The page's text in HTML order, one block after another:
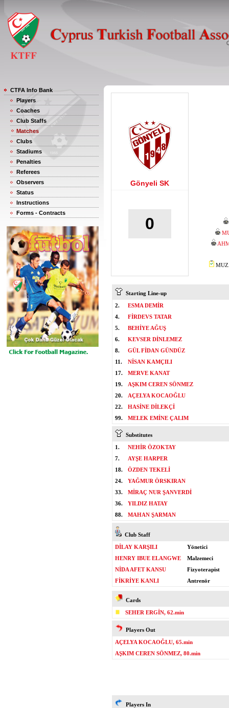
CTFA Info Bank
Players
Coaches
Club Staffs
Matches
Clubs
Stadiums
Penalties
Referees
Observers
Status
Instructions
Forms - Contracts
Gönyeli SK
0
Starting Line-up
2.
ESMA DEMİR
4.
FİRDEVS TATAR
5.
BEHİYE AĞUŞ
6.
KEVSER DİNLEMEZ
8.
GÜL FİDAN GÜNDÜZ
11.
NİSAN KAMÇILI
17.
MERVE KANAT
19.
AŞKIM CEREN SÖNMEZ
20.
AÇELYA KOCAOĞLU
22.
HASİNE DİLEKÇİ
99.
MELEK EMİNE ÇALIM
Substitutes
1.
NEHİR ÖZOKTAY
7.
AYŞE HARPER
18.
ÖZDEN TEKELİ
24.
YAĞMUR ÖRSKIRAN
33.
MİRAÇ NUR ŞANVERDİ
36.
YILDIZ HATAY
88.
MAHAN ŞARMAN
Club Staff
DİLAY KARŞILI
Yönetici
HENRY IBUE ELANGWE
Malzemeci
NİDA AFET KANSU
Fizyoterapist
FİKRİYE KANLI
Antrenör
Cards
SEHER ERGİN, 62.min
Players Out
AÇELYA KOCAOĞLU, 65.min
AŞKIM CEREN SÖNMEZ, 80.min
Players In